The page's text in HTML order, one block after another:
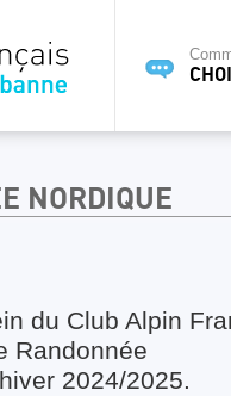
NORDIQUE
du Club Alpin
Randonnée
2024/2025.